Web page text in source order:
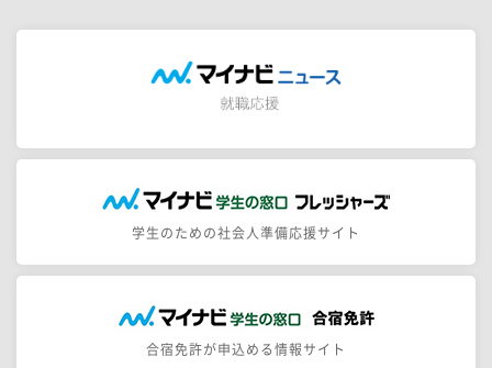
学生のための社会人準備応援サイト
合宿免許が申込める情報サイト